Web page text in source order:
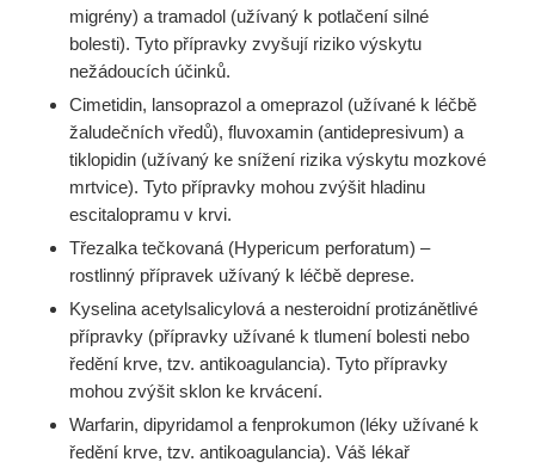
migrény) a tramadol (užívaný k potlačení silné
bolesti). Tyto přípravky zvyšují riziko výskytu
nežádoucích účinků.
Cimetidin, lansoprazol a omeprazol (užívané k léčbě
žaludečních vředů), fluvoxamin (antidepresivum) a
tiklopidin (užívaný ke snížení rizika výskytu mozkové
mrtvice). Tyto přípravky mohou zvýšit hladinu
escitalopramu v krvi.
Třezalka tečkovaná (Hypericum perforatum) –
rostlinný přípravek užívaný k léčbě deprese.
Kyselina acetylsalicylová a nesteroidní protizánětlivé
přípravky (přípravky užívané k tlumení bolesti nebo
ředění krve, tzv. antikoagulancia). Tyto přípravky
mohou zvýšit sklon ke krvácení.
Warfarin, dipyridamol a fenprokumon (léky užívané k
ředění krve, tzv. antikoagulancia). Váš lékař